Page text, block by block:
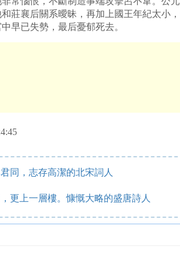
莊襄后關系曖昧，再加上國王年紀太小
早已失勢，最后憂郁死去。
同，志存高潔的北宋詞人
更上一層樓。慷慨大略的盛唐詩人